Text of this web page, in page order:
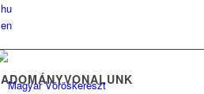
hu
en
ADOMÁNYVONALUNK